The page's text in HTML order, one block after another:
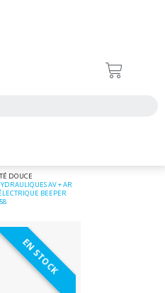
DOUCE
AV + AR
BEEPER
EN STOCK